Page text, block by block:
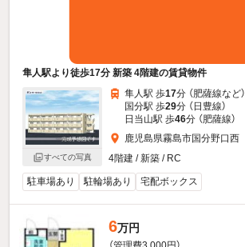
隼人駅より徒歩17分 新築 4階建の賃貸物件
すべての写真
隼人駅 歩17分 （肥薩線など）
国分駅 歩29分 （日豊線）
日当山駅 歩46分 （肥薩線）
鹿児島県霧島市国分野口西
4階建 / 新築 / RC
駐車場あり 駐輪場あり 宅配ボックス
6万円